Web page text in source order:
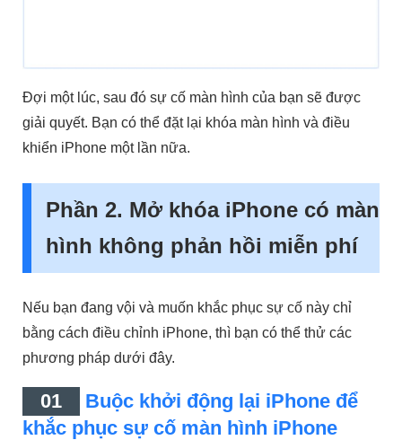
Đợi một lúc, sau đó sự cố màn hình của bạn sẽ được
giải quyết. Bạn có thể đặt lại khóa màn hình và điều
khiển iPhone một lần nữa.
Phần 2. Mở khóa iPhone có màn
hình không phản hồi miễn phí
Nếu bạn đang vội và muốn khắc phục sự cố này chỉ
bằng cách điều chỉnh iPhone, thì bạn có thể thử các
phương pháp dưới đây.
01
Buộc khởi động lại iPhone để
khắc phục sự cố màn hình iPhone